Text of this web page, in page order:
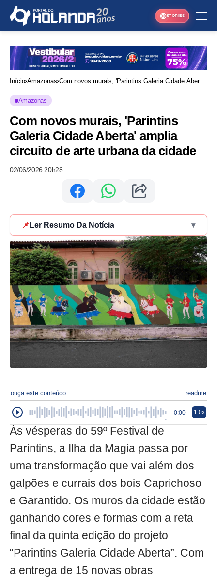
STORIES
Início Amazonas Com novos murais, 'Parintins Galeria Cidade Aberta'
Amazonas
Com novos murais, 'Parintins
Galeria Cidade Aberta' amplia
circuito de arte urbana da cidade
02/06/2026 20h28
📌 Ler Resumo Da Notícia ▾
ouça este conteúdo readme
0:00 1.0x
Às vésperas do 59º Festival de
Parintins, a Ilha da Magia passa por
uma transformação que vai além dos
galpões e currais dos bois Caprichoso
e Garantido. Os muros da cidade estão
ganhando cores e formas com a reta
final da quinta edição do projeto
“Parintins Galeria Cidade Aberta”. Com
a entrega de 15 novas obras